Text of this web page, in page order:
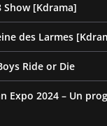
Show [Kdrama]
des Larmes
Ride or Die
Expo 2024 – Un